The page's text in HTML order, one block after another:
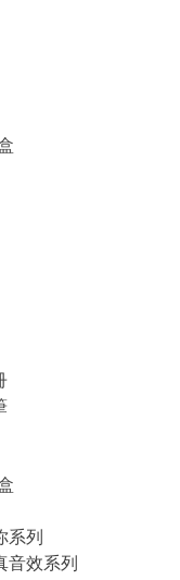
系列
音效系列